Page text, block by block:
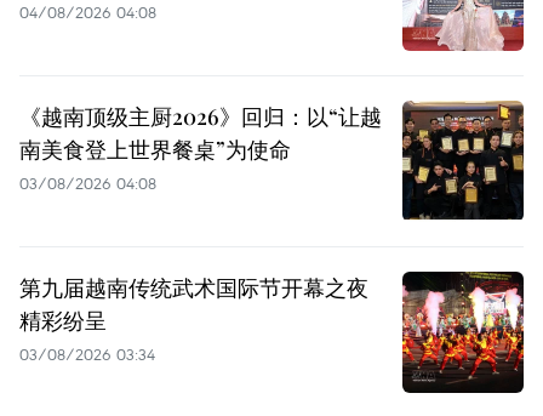
04/08/2026 04:08
《越南顶级主厨2026》回归：以“让越
南美食登上世界餐桌”为使命
03/08/2026 04:08
第九届越南传统武术国际节开幕之夜
精彩纷呈
03/08/2026 03:34